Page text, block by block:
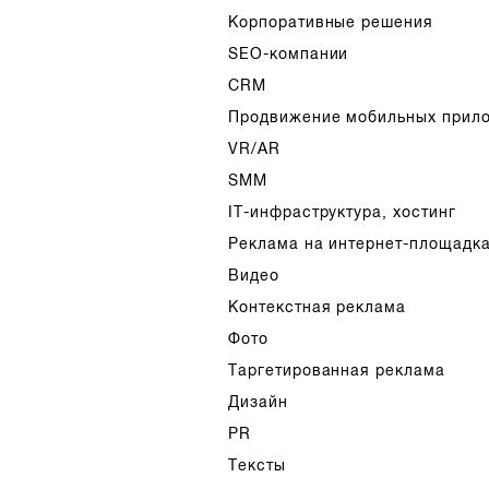
Корпоративные решения
SEO-компании
CRM
Продвижение мобильных
VR/AR
SMM
IT-инфраструктура, хостинг
Реклама на интернет-
Видео
Контекстная реклама
Фото
Таргетированная реклама
Дизайн
PR
Тексты